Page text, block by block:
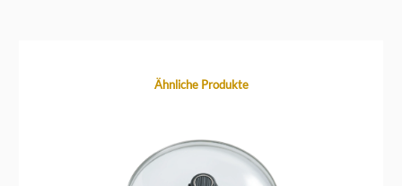
Produktgalerie überspringenÄhnliche Produkte